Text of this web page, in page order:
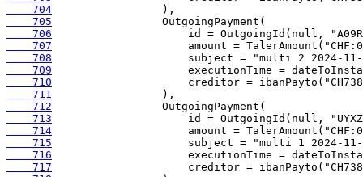
    704
    705
    706
    707
    708
    709
    710
    711
    712
    713
    714
    715
    716
    717